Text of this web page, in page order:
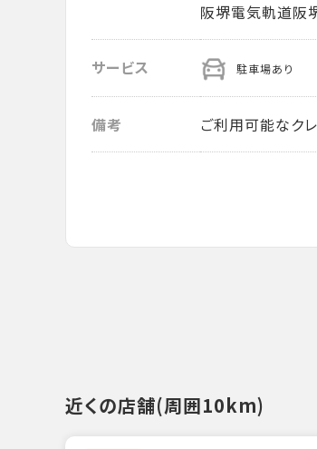
阪堺電気軌道
サービス 駐車場あり
備考 ご利用可能なク
近くの店舗(周囲10km)